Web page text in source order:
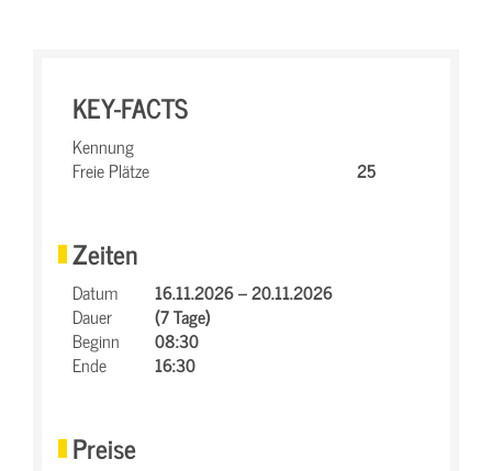
KEY-FACTS
Kennung
Freie Plätze
25
Zeiten
Datum
16.11.2026 – 20.11.2026
Dauer
(7 Tage)
Beginn
08:30
Ende
16:30
Preise